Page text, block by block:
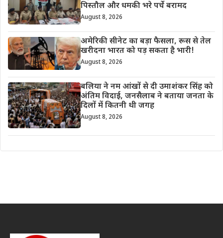
पिस्तौल और धमकी भरे पर्चे बरामद
August 8, 2026
अमेरिकी सीनेट का बड़ा फैसला, रूस से तेल
खरीदना भारत को पड़ सकता है भारी!
August 8, 2026
बलिया ने नम आंखों से दी उमाशंकर सिंह को
अंतिम विदाई, जनसैलाब ने बताया जनता के
दिलों में कितनी थी जगह
August 8, 2026